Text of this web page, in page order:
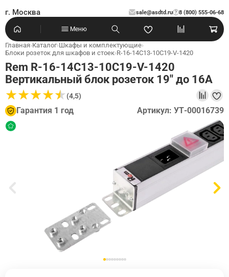
г. Москва sale@asdtd.ru 8 (800) 555-06-68
?
Меню
Главная›Каталог›Шкафы и комплектующие›
Блоки розеток для шкафов и стоек›R-16-14C13-10C19-V-1420
Rem R-16-14C13-10C19-V-1420
Вертикальный блок розеток 19" до 16А
★★★★★
★★★★★(4,5)
Гарантия 1 год Артикул: УТ-00016739